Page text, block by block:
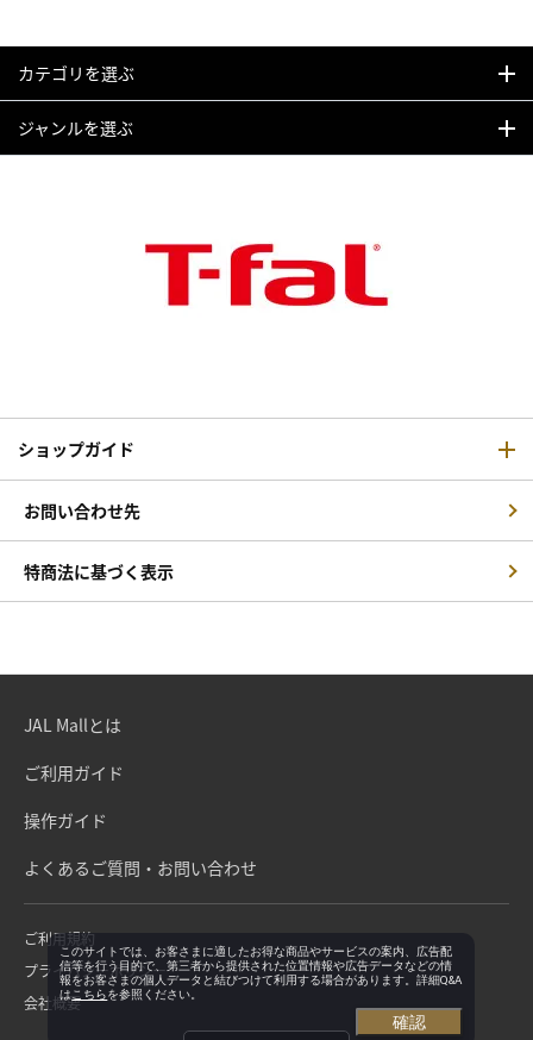
カテゴリを選ぶ
ジャンルを選ぶ
ショップガイド
お問い合わせ先
特商法に基づく表示
JAL Mallとは
ご利用ガイド
操作ガイド
よくあるご質問・お問い合わせ
ご利用規約
プライバシーポリシー
会社概要
このサイトでは、お客さまに適したお得な商品やサービスの案内、広告配
信等を行う目的で、第三者から提供された位置情報や広告データなどの情
報をお客さまの個人データと結びつけて利用する場合があります。詳細Q&A
はこちらを参照ください。
確認